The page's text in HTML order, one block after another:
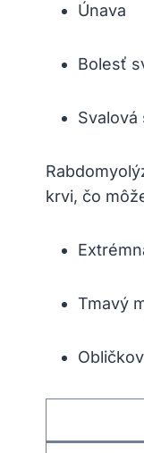
Únava
Bolesť
Svalová
krvi, čo
Tmavý